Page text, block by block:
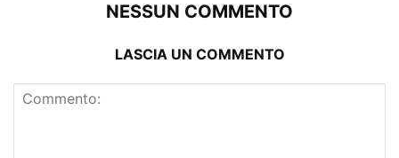
NESSUN COMMENTO
LASCIA UN COMMENTO